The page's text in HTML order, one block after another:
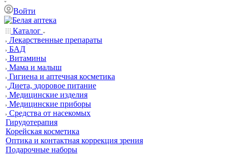
Войти
Каталог
Лекарственные препараты
БАД
Витамины
Мама и малыш
Гигиена и аптечная косметика
Диета, здоровое питание
Медицинские изделия
Медицинские приборы
Средства от насекомых
Гирудотерапия
Корейская косметика
Оптика и контактная коррекция зрения
Подарочные наборы